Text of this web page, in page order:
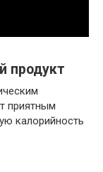
продукт
приятным
калорийность